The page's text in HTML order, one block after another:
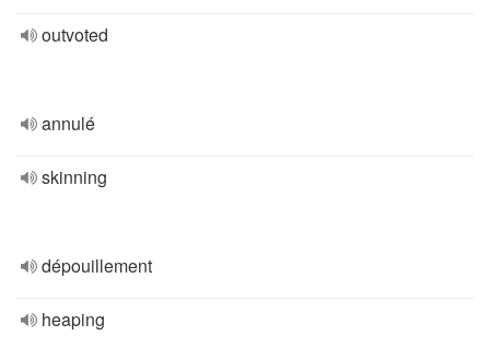
outvoted
annulé
skinning
dépouillement
heaping